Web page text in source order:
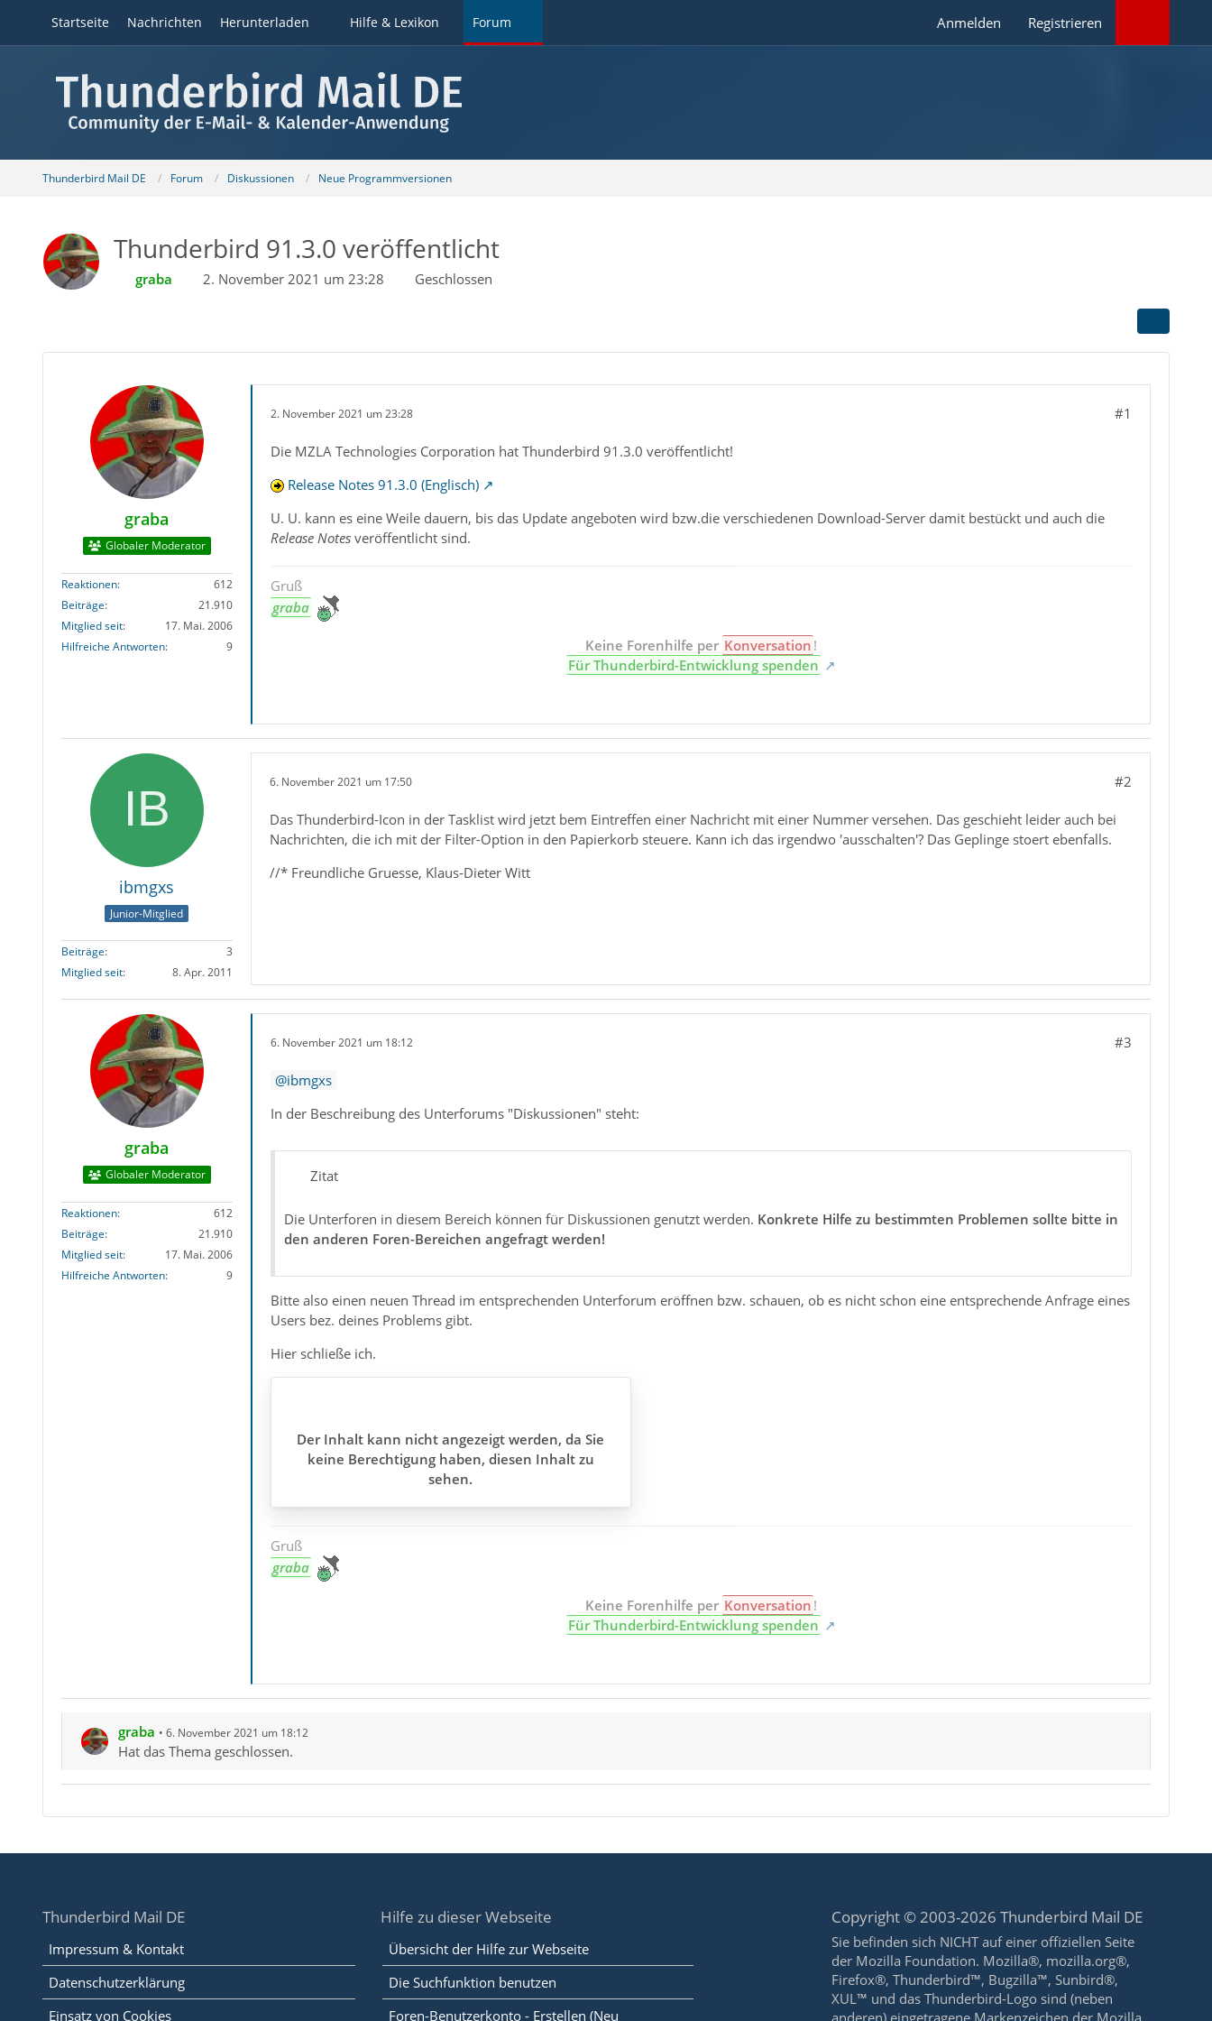
Startseite Nachrichten Herunterladen Hilfe & Lexikon Forum Anmelden Registrieren
Thunderbird Mail DE Forum Diskussionen Neue Programmversionen
Thunderbird 91.3.0 veröffentlicht
graba 2. November 2021 um 23:28 Geschlossen
graba
Globaler Moderator
Reaktionen
612
Beiträge
21.910
Mitglied seit
17. Mai. 2006
Hilfreiche Antworten
9
2. November 2021 um 23:28 #1
Die MZLA Technologies Corporation hat Thunderbird 91.3.0 veröffentlicht!
Release Notes 91.3.0 (Englisch)
U. U. kann es eine Weile dauern, bis das Update angeboten wird bzw.die verschiedenen Download-Server damit bestückt und auch die
Release Notesveröffentlicht sind.
Gruß
graba
Keine Forenhilfe per Konversation !
Für Thunderbird-Entwicklung spenden
ibmgxs
Junior-Mitglied
Beiträge
3
Mitglied seit
8. Apr. 2011
6. November 2021 um 17:50 #2
Das Thunderbird-Icon in der Tasklist wird jetzt bem Eintreffen einer Nachricht mit einer Nummer versehen. Das geschieht leider auch bei
Nachrichten, die ich mit der Filter-Option in den Papierkorb steuere. Kann ich das irgendwo 'ausschalten'? Das Geplinge stoert ebenfalls.
//* Freundliche Gruesse, Klaus-Dieter Witt
graba
Globaler Moderator
Reaktionen
612
Beiträge
21.910
Mitglied seit
17. Mai. 2006
Hilfreiche Antworten
9
6. November 2021 um 18:12 #3
ibmgxs
In der Beschreibung des Unterforums "Diskussionen" steht:
Zitat
Die Unterforen in diesem Bereich können für Diskussionen genutzt werden. Konkrete Hilfe zu bestimmten Problemen sollte bitte in
den anderen Foren-Bereichen angefragt werden!
Bitte also einen neuen Thread im entsprechenden Unterforum eröffnen bzw. schauen, ob es nicht schon eine entsprechende Anfrage eines
Users bez. deines Problems gibt.
Hier schließe ich.
Der Inhalt kann nicht angezeigt werden, da Sie
keine Berechtigung haben, diesen Inhalt zu
sehen.
Gruß
graba
Keine Forenhilfe per Konversation !
Für Thunderbird-Entwicklung spenden
graba 6. November 2021 um 18:12
Hat das Thema geschlossen.
Thunderbird Mail DE
Impressum & Kontakt
Datenschutzerklärung
Einsatz von Cookies
Hilfe zu dieser Webseite
Übersicht der Hilfe zur Webseite
Die Suchfunktion benutzen
Foren-Benutzerkonto - Erstellen (Neu
Copyright © 2003-2026 Thunderbird Mail DE
Sie befinden sich NICHT auf einer offiziellen Seite
der Mozilla Foundation. Mozilla®, mozilla.org®,
Firefox®, Thunderbird™, Bugzilla™, Sunbird®,
XUL™ und das Thunderbird-Logo sind (neben